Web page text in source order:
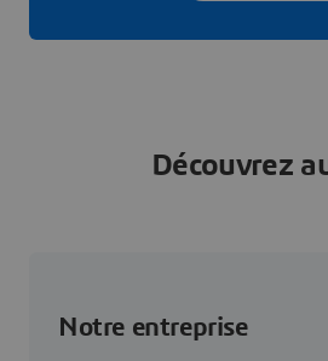
Découvrez
Notre entreprise